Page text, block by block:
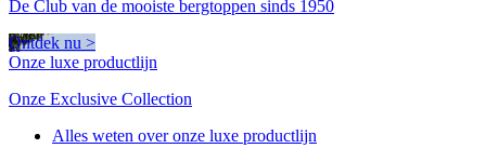
De Club van de mooiste bergtoppen sinds 1950
Ontdek nu >
Onze luxe productlijn
Onze Exclusive Collection
Alles weten over onze luxe productlijn